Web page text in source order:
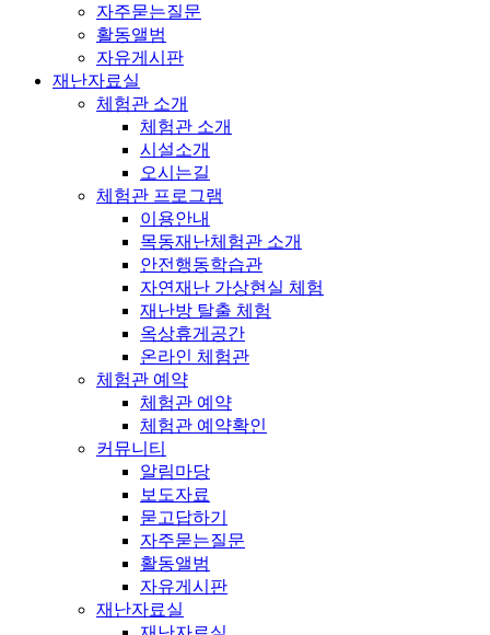
자주묻는질문
활동앨범
자유게시판
재난자료실
체험관 소개
체험관 소개
시설소개
오시는길
체험관 프로그램
이용안내
목동재난체험관 소개
안전행동학습관
자연재난 가상현실 체험
재난방 탈출 체험
옥상휴게공간
온라인 체험관
체험관 예약
체험관 예약
체험관 예약확인
커뮤니티
알림마당
보도자료
묻고답하기
자주묻는질문
활동앨범
자유게시판
재난자료실